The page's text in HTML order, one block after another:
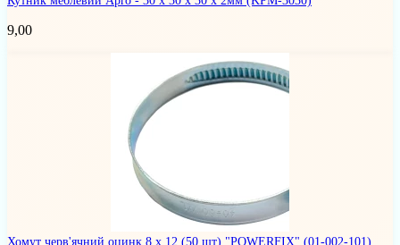
9,00
Хомут черв'ячний оцинк 8 х 12 (50 шт) "POWERFIX" (01-002-101)